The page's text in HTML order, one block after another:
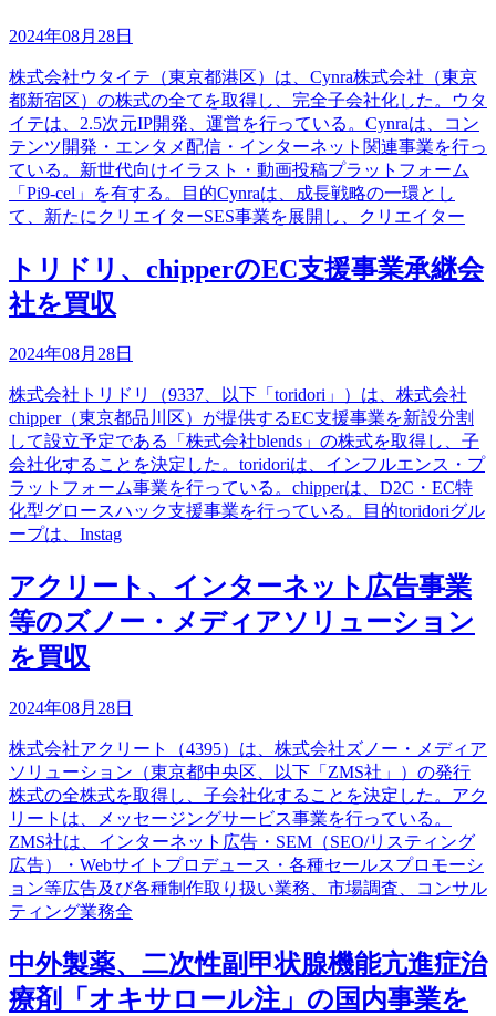
2024年08月28日
株式会社ウタイテ（東京都港区）は、Cynra株式会社（東京
都新宿区）の株式の全てを取得し、完全子会社化した。ウタ
イテは、2.5次元IP開発、運営を行っている。Cynraは、コン
テンツ開発・エンタメ配信・インターネット関連事業を行っ
ている。新世代向けイラスト・動画投稿プラットフォーム
「Pi9-cel」を有する。目的Cynraは、成長戦略の一環とし
て、新たにクリエイターSES事業を展開し、クリエイター
トリドリ、chipperのEC支援事業承継会
社を買収
2024年08月28日
株式会社トリドリ（9337、以下「toridori」）は、株式会社
chipper（東京都品川区）が提供するEC支援事業を新設分割
して設立予定である「株式会社blends」の株式を取得し、子
会社化することを決定した。toridoriは、インフルエンス・プ
ラットフォーム事業を行っている。chipperは、D2C・EC特
化型グロースハック支援事業を行っている。目的toridoriグル
ープは、Instag
アクリート、インターネット広告事業
等のズノー・メディアソリューション
を買収
2024年08月28日
株式会社アクリート（4395）は、株式会社ズノー・メディア
ソリューション（東京都中央区、以下「ZMS社」）の発行
株式の全株式を取得し、子会社化することを決定した。アク
リートは、メッセージングサービス事業を行っている。
ZMS社は、インターネット広告・SEM（SEO/リスティング
広告）・Webサイトプロデュース・各種セールスプロモーシ
ョン等広告及び各種制作取り扱い業務、市場調査、コンサル
ティング業務全
中外製薬、二次性副甲状腺機能亢進症治
療剤「オキサロール注」の国内事業を